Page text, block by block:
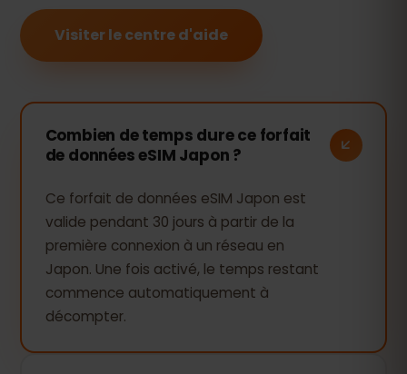
Visiter le centre d'aide
Combien de temps dure ce forfait
de données eSIM Japon ?
Ce forfait de données eSIM Japon est
valide pendant 30 jours à partir de la
première connexion à un réseau en
Japon. Une fois activé, le temps restant
commence automatiquement à
décompter.